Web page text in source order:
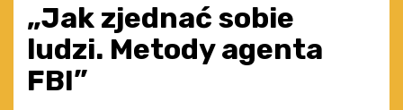
„Jak zjednać sobie
ludzi. Metody agenta
FBI”